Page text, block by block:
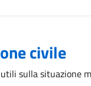
civile
sulla situazione